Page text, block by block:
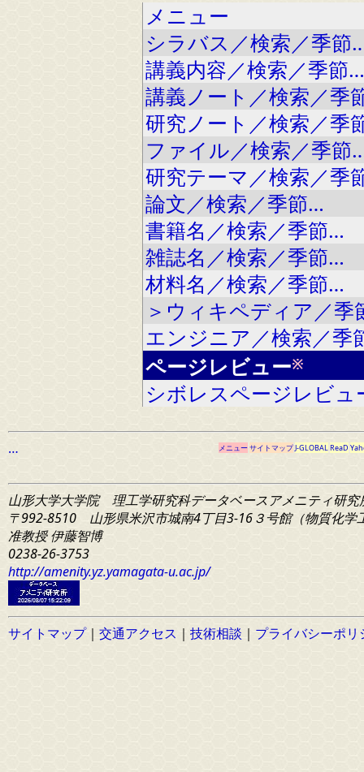
メニュー
シラバス／検索／季節
講義内容／検索／季節…
講義ノート／検索／季
研究ノート／検索／季
ファイル／検索／季節
研究テーマ／検索／季
論文／検索／季節…
書籍名／検索／季節…
雑誌名／検索／季節…
材料名／検索／季節…
＞ウィキペディア／季
エンジニア／検索／季
ページレビュー※
シボレスページレビ
… メニューサイトマップJ-GLOBALReaD
山形大学大学院 理工学研究科データベースアメニティ研究
〒992-8510 山形県米沢市城南4丁目3-16３号館（物質化学
准教授 伊藤智博
0238-26-3753
http://amenity.yz.yamagata-u.ac.jp/
サイトマップ｜ 交通アクセス ｜ 技術相談 ｜ プライバシーポリ